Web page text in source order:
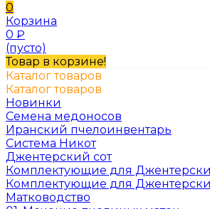
0
Корзина
0 ₽
(пусто)
Товар в корзине!
Каталог товаров
Каталог товаров
Новинки
Семена медоносов
Иранский пчелоинвентарь
Система Никот
Джентерский сот
Комплектующие для
Комплектующие для
Матководство